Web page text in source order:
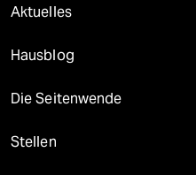
Aktuelles
Hausblog
Die Seitenwende
Stellen